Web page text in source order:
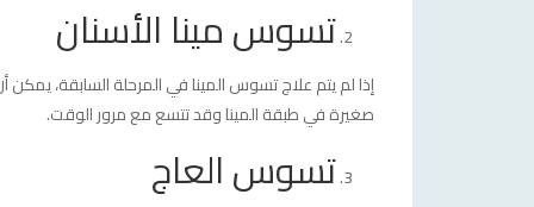
تسوس مينا الأسنان
إذا لم يتم علاج تسوس المينا في المرحلة السابقة،
صغيرة في طبقة المينا وقد تتسع مع مرور الوقت.
تسوس العاج